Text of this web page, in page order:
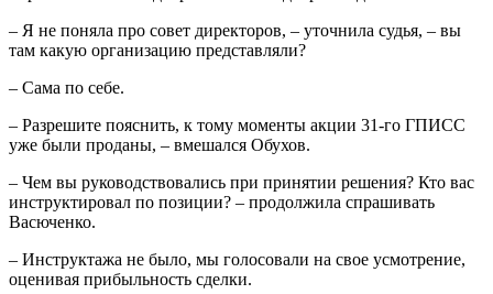
– Я не поняла про совет директоров, – уточнила судья, – вы
там какую организацию представляли?
– Сама по себе.
– Разрешите пояснить, к тому моменты акции 31-го ГПИСС
уже были проданы, – вмешался Обухов.
– Чем вы руководствовались при принятии решения? Кто вас
инструктировал по позиции? – продолжила спрашивать
Васюченко.
– Инструктажа не было, мы голосовали на свое усмотрение,
оценивая прибыльность сделки.